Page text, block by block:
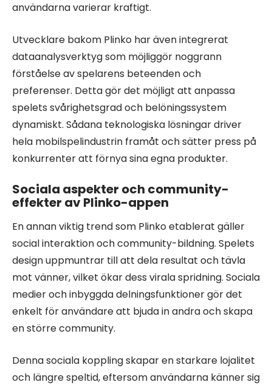
användarna varierar kraftigt.
Utvecklare bakom Plinko har även integrerat
dataanalysverktyg som möjliggör noggrann
förståelse av spelarens beteenden och
preferenser. Detta gör det möjligt att anpassa
spelets svårighetsgrad och belöningssystem
dynamiskt. Sådana teknologiska lösningar driver
hela mobilspelindustrin framåt och sätter press på
konkurrenter att förnya sina egna produkter.
Sociala aspekter och community-
effekter av Plinko-appen
En annan viktig trend som Plinko etablerat gäller
social interaktion och community-bildning. Spelets
design uppmuntrar till att dela resultat och tävla
mot vänner, vilket ökar dess virala spridning. Sociala
medier och inbyggda delningsfunktioner gör det
enkelt för användare att bjuda in andra och skapa
en större community.
Denna sociala koppling skapar en starkare lojalitet
och längre speltid, eftersom användarna känner sig